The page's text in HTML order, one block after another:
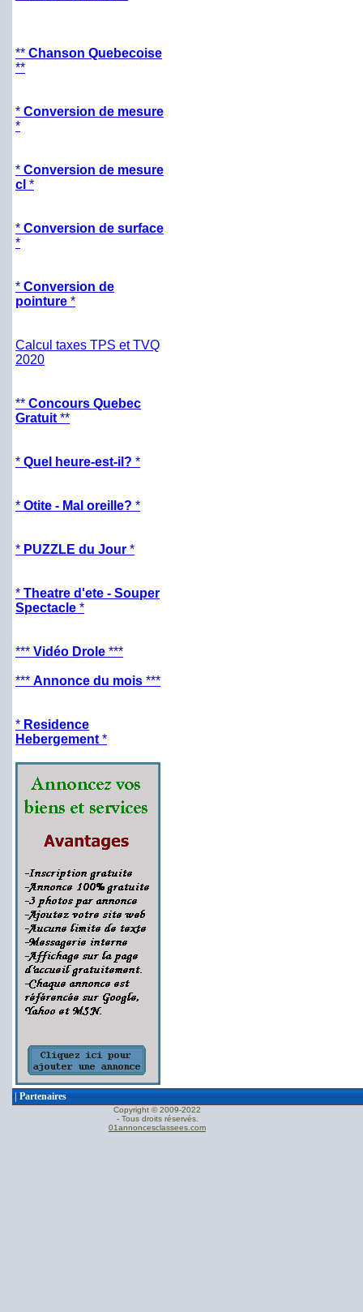
** Chanson Quebecoise
**
* Conversion de mesure
*
* Conversion de mesure
cl *
* Conversion de surface
*
* Conversion de
pointure *
Calcul taxes TPS et TVQ
2020
** Concours Quebec
Gratuit **
* Quel heure-est-il? *
* Otite - Mal oreille? *
* PUZZLE du Jour *
* Theatre d'ete - Souper
Spectacle *
*** Vidéo Drole ***
*** Annonce du mois ***
* Residence
Hebergement *
|Partenaires
Copyright © 2009-2022
- Tous droits réservés.
01annoncesclassees.com